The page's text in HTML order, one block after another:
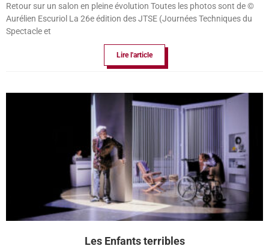
Retour sur un salon en pleine évolution Toutes les photos sont de ©
Aurélien Escuriol La 26e édition des JTSE (Journées Techniques du
Spectacle et
Lire l'article
Les Enfants terribles